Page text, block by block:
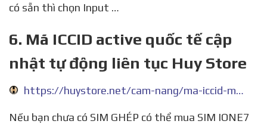
có sẵn thì chọn Input …
6. Mã ICCID active quốc tế cập
nhật tự động liên tục Huy Store
https://huystore.net/cam-nang/ma-iccid-moi-cap-nhat-moi-ngay-395
Nếu bạn chưa có SIM GHÉP có thể mua SIM IONE7